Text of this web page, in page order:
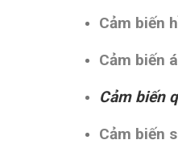
Cảm biến
Cảm biến
Cảm biến
Cảm biến